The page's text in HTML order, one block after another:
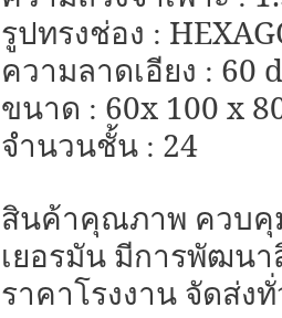
รูปทรงช่อง :
ความลาดเอียง : 60
ขนาด : 60x 100 x
จำนวนชั้น : 24
สินค้าคุณภาพ ควบคุ
เยอรมัน มีการพัฒน
ราคาโรงงาน จัดส่ง